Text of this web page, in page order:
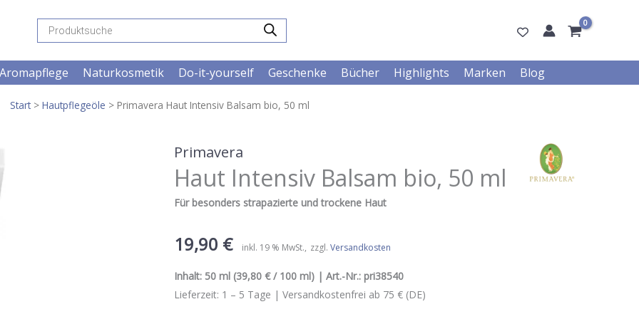
Products
search
Aromapflege Naturkosmetik Do-it-yourself Geschenke Bücher Highlights Marken Blog
Start > Hautpflegeöle > Primavera Haut Intensiv Balsam bio, 50 ml
Primavera
Haut Intensiv Balsam bio, 50 ml
Für besonders strapazierte und trockene Haut
19,90 € inkl. 19 % MwSt. zzgl. Versandkosten
Inhalt: 50 ml (39,80 € / 100 ml) | Art.-Nr.: pri38540
Lieferzeit: 1 – 5 Tage | Versandkostenfrei ab 75 € (DE)